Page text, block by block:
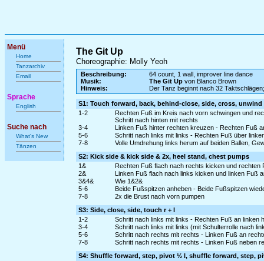
Menü
Home
Tanzarchiv
Email
Sprache
English
Suche nach
What's New
Tänzen
The Git Up
Choreographie: Molly Yeoh
Beschreibung:
64 count, 1 wall, improver line dance
Musik:
The Git Upvon Blanco Brown
Hinweis:
Der Tanz beginnt nach 32
S1: Touch forward, back, behind-close, side, cross,
1-2
Rechten Fuß im Kreis nach vorn schwingen und
Schritt nach hinten mit rechts
3-4
Linken Fuß hinter rechten kreuzen - Rechten Fuß
5-6
Schritt nach links mit links - Rechten Fuß über
7-8
Volle Umdrehung links herum auf beiden Ballen,
S2: Kick side & kick side & 2x, heel stand, chest pumps
1&
Rechten Fuß flach nach rechts kicken und rechten
2&
Linken Fuß flach nach links kicken und linken Fuß
3&4&
Wie 1&2&
5-6
Beide Fußspitzen anheben - Beide Fußspitzen
7-8
2x die Brust nach vorn pumpen
S3: Side, close, side, touch r + l
1-2
Schritt nach links mit links - Rechten Fuß an linken
3-4
Schritt nach links mit links (mit Schulterrolle nach
5-6
Schritt nach rechts mit rechts - Linken Fuß an
7-8
Schritt nach rechts mit rechts - Linken Fuß neben
S4: Shuffle forward, step, pivot ½ l, shuffle forward, step,